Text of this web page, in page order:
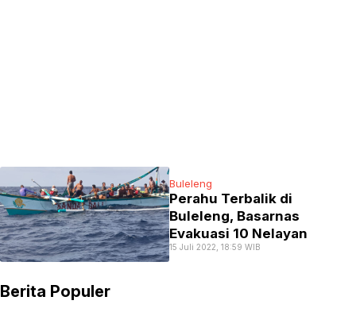
Buleleng
Perahu Terbalik di
Buleleng, Basarnas
Evakuasi 10 Nelayan
15 Juli 2022, 18:59 WIB
Berita Populer